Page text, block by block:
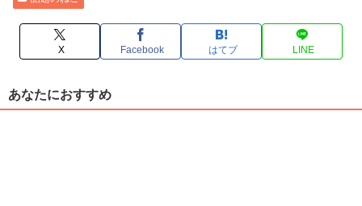
X Facebook はてブ LINE
あなたにおすすめ